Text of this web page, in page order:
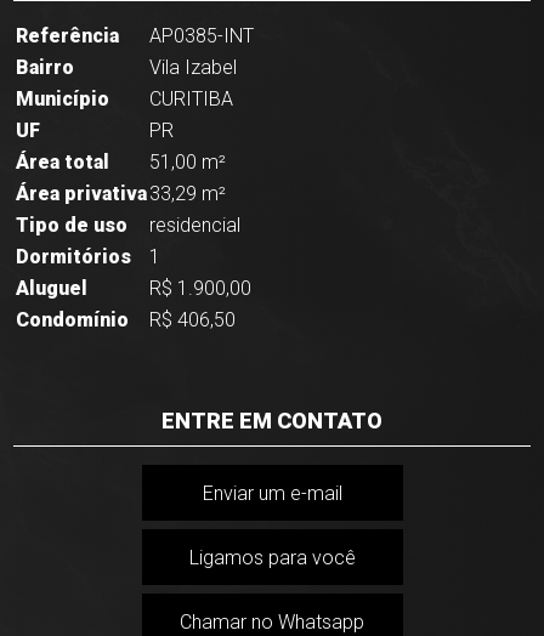
Referência
AP0385-INT
Bairro
Vila Izabel
Município
CURITIBA
UF
PR
Área total
51,00 m²
Área privativa33,29 m²
Tipo de uso
residencial
Dormitórios
1
Aluguel
R$ 1.900,00
Condomínio
R$ 406,50
ENTRE EM CONTATO
Enviar um e-mail
Ligamos para você
Chamar no Whatsapp